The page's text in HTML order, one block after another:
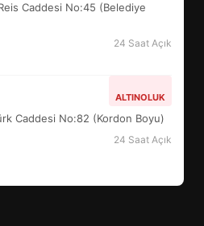
Caddesi No:45 (Belediye
24 Saat Açık
ALTINOLUK
Caddesi No:82 (Kordon Boyu)
24 Saat Açık
NASIL
GEÇİYOR: GÖZLER